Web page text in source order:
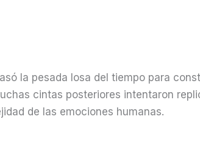
la pesada losa del tiempo para
cintas posteriores intentaron
de las emociones humanas.